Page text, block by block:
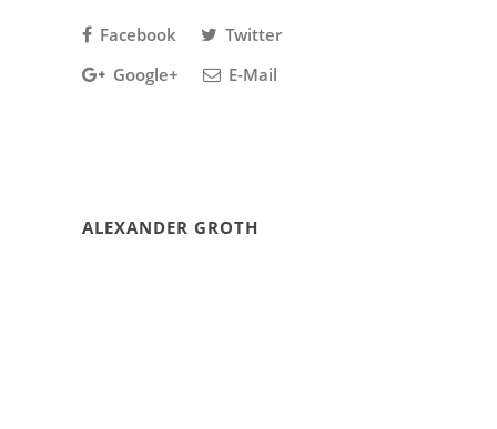
Facebook
Twitter
Google+
E-Mail
ALEXANDER GROTH